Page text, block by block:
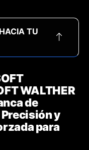
TU
WALTHER
de
y
para